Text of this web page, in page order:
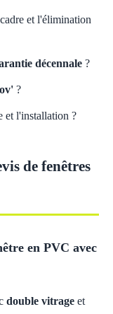
et l'élimination
décennale ?
?
et l'installation ?
de fenêtres
en PVC avec
double vitrage et